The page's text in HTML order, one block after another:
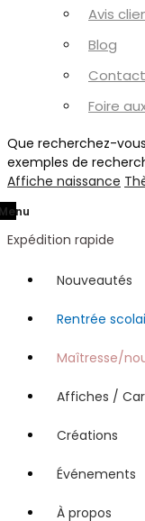
Avis
Blog
Contact
Foire
Que recherchez-
exemples de
Affiche naissance
Expédition rapide
Nouveautés
Rentrée
Maîtresse/
Affiches /
Créations
Événements
À propos